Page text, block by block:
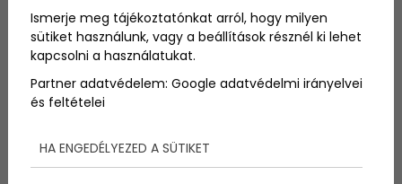
Ismerje meg tájékoztatónkat arról, hogy milyen
sütiket használunk, vagy a beállítások résznél ki lehet
kapcsolni a használatukat.
Partner adatvédelem: Google adatvédelmi irányelvei
és feltételei
HA ENGEDÉLYEZED A SÜTIKET